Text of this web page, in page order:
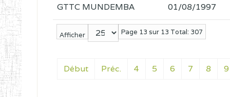
Afficher Page 13 sur 13 Total: 307
Début Préc. 4 5 6 7 8 9
GTTC MUNDEMBA 01/08/1997